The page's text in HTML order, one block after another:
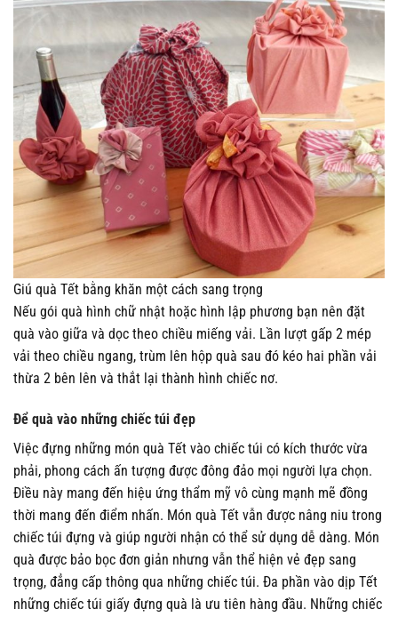
Giú quà Tết bằng khăn một cách sang trọng
Nếu gói quà hình chữ nhật hoặc hình lập phương bạn nên đặt
quà vào giữa và dọc theo chiều miếng vải. Lần lượt gấp 2 mép
vải theo chiều ngang, trùm lên hộp quà sau đó kéo hai phần vải
thừa 2 bên lên và thắt lại thành hình chiếc nơ.
Để quà vào những chiếc túi đẹp
Việc đựng những món quà Tết vào chiếc túi có kích thước vừa
phải, phong cách ấn tượng được đông đảo mọi người lựa chọn.
Điều này mang đến hiệu ứng thẩm mỹ vô cùng mạnh mẽ đồng
thời mang đến điểm nhấn. Món quà Tết vẫn được nâng niu trong
chiếc túi đựng và giúp người nhận có thể sử dụng dễ dàng. Món
quà được bảo bọc đơn giản nhưng vẫn thể hiện vẻ đẹp sang
trọng, đẳng cấp thông qua những chiếc túi. Đa phần vào dịp Tết
những chiếc túi giấy đựng quà là ưu tiên hàng đầu. Những chiếc